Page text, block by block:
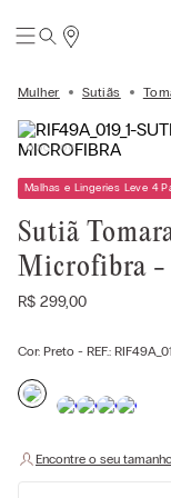
Mulher Sutiãs
Malhas e Lingeries Leve 4
Sutiã
Microfibra -
R$ 299,00
Cor: Preto - REF.: